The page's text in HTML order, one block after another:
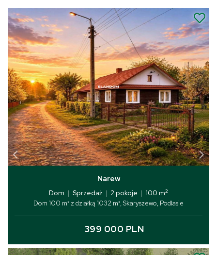
Narew
Dom | Sprzedaż | 2 pokoje | 100 m2
Dom 100 m² z działką 1032 m², Skaryszewo, Podlasie
399 000 PLN